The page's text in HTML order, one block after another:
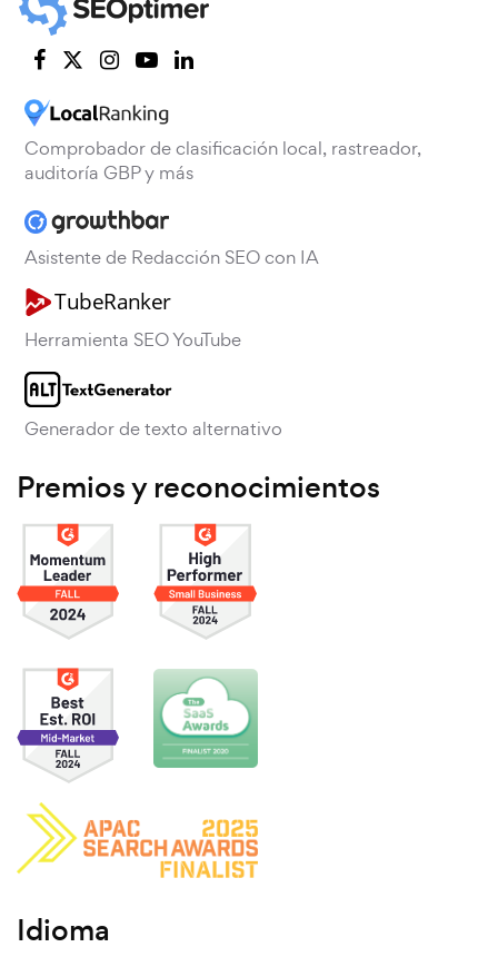
Comprobador de clasificación local, rastreador,
auditoría GBP y más
Asistente de Redacción SEO con IA
Herramienta SEO YouTube
Generador de texto alternativo
Premios y reconocimientos
Idioma